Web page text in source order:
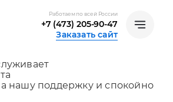
Работаем по всей России
+7 (473) 205-90-47
Заказать сайт
и помогаем раз|